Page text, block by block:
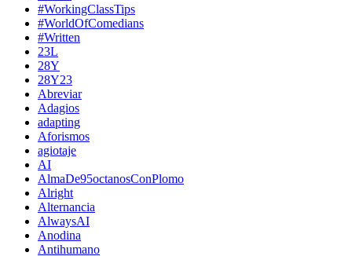
#WorkingClassTips
#WorldOfComedians
#Written
23L
28Y
28Y23
Abreviar
Adagios
adapting
Aforismos
agiotaje
AI
AlmaDe95octanosConPlomo
Alright
Alternancia
AlwaysAI
Anodina
Antihumano